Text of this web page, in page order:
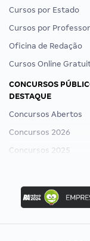
Cursos por Estado
Cursos por Professor
Oficina de Redação
Cursos Online
CONCURSOS
DESTAQUE
Concursos Abertos
Concursos 2026
Concursos 2025
Concurso Ibama
Concurso MPU
Editais publicados